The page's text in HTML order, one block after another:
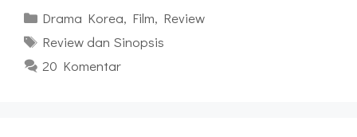
Kategori
Drama Korea, Film, Review
Tag
Review dan Sinopsis
20 Komentar